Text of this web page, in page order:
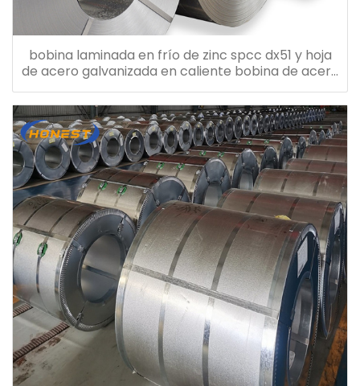
bobina laminada en frío de zinc spcc dx51 y hoja
de acero galvanizada en caliente bobina de acero
galvanizado